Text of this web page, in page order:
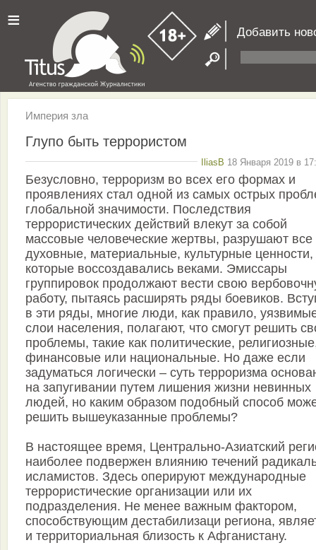
≡ Добавить
Империя зла
Глупо быть террористом
IliasB 18 Января 2019 в
Безусловно, терроризм во всех его формах и
проявлениях стал одной из самых острых
глобальной значимости. Последствия
террористических действий влекут за собой
массовые человеческие жертвы, разрушают все
духовные, материальные, культурные ценности,
которые воссоздавались веками. Эмиссары
группировок продолжают вести свою
работу, пытаясь расширять ряды боевиков.
в эти ряды, многие люди, как правило,
слои населения, полагают, что смогут решить
проблемы, такие как политические,
финансовые или национальные. Но даже если
задуматься логически – суть терроризма
на запугивании путем лишения жизни невинных
людей, но каким образом подобный способ
решить вышеуказанные проблемы?
В настоящее время, Центрально-Азиатский
наиболее подвержен влиянию течений
исламистов. Здесь оперируют международные
террористические организации или их
подразделения. Не менее важным фактором,
способствующим дестабилизаци региона,
и территориальная близость к Афганистану.